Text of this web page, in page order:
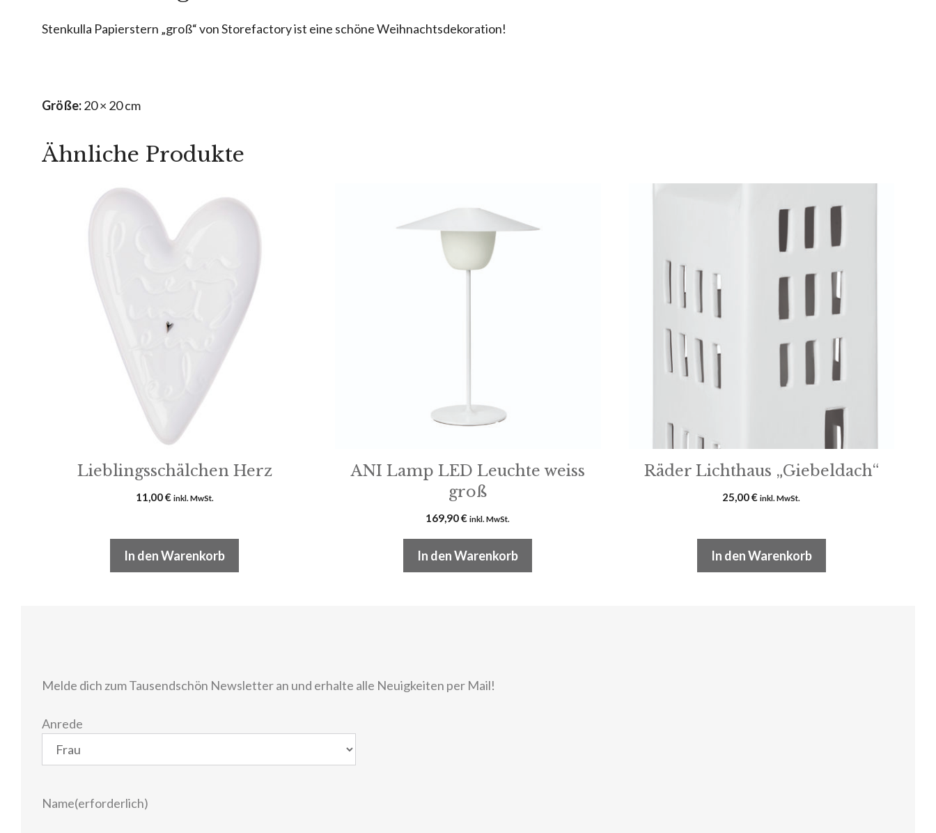
Stenkulla Papierstern „groß“ von Storefactory ist eine schöne Weihnachtsdekoration!
Größe:20 × 20 cm
Ähnliche Produkte
Lieblingsschälchen Herz
11,00€ inkl. MwSt.
In den Warenkorb
ANI Lamp LED Leuchte weiss
groß
169,90€ inkl. MwSt.
In den Warenkorb
Räder Lichthaus „Giebeldach“
25,00€ inkl. MwSt.
In den Warenkorb
Melde dich zum Tausendschön Newsletter an und erhalte alle Neuigkeiten per Mail!
Anrede
Name(erforderlich)